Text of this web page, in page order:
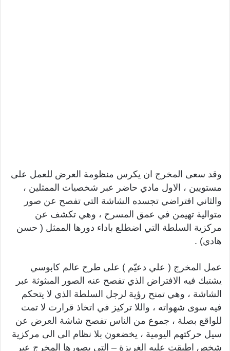
وقد سعى المخرج ان يكرس منظومة العرض للعمل على
مستويين ، الاول مادي حاضر عبر شخصيات الممثلين ،
والثاني افتراضي تجسده الشاشة التي تفصح عن صور
متوالية تهيمن في عمق المسرح ، وهي تكشف عن
مركزية السلطة التي اضطلع باداء دورها الممثل ( حسن
هادي) .
عمل المخرج ( علي دعيّم ) على طرح عالم كابوسي
يشتبك فيه الافتراض الذي تفصح عنه الصور المبثوثة عبر
الشاشة ، وهي تمنح رؤية لرجل السلطة الذي لا يتحكم
فيه سوى شهواته ، واللا تركيز في اتخاذ قرارت لا تمت
للواقع بصلة ، جموع من الناس تفصح شاشة العرض عن
سيل حركتهم اليومية ، يخضعون بلا نظام الى الى مركزية
شخص اطبقت عليه الغريزة – التي يصورها المخرج عبر